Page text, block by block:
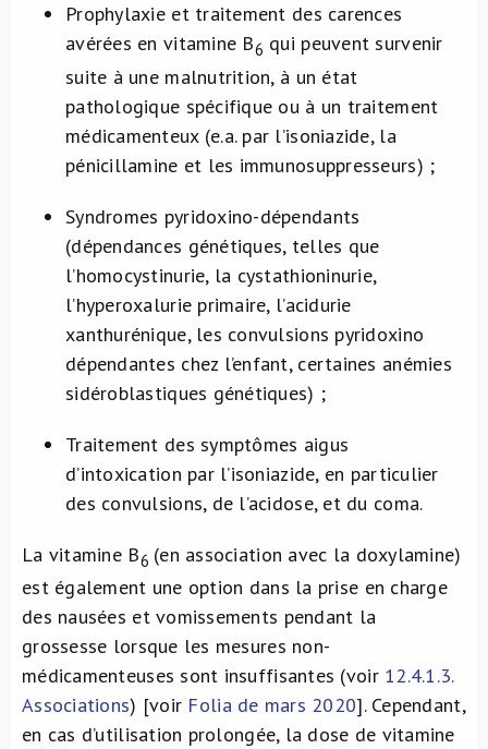
Prophylaxie et traitement des carences
avérées en vitamine B6 qui peuvent survenir
suite à une malnutrition, à un état
pathologique spécifique ou à un traitement
médicamenteux (e.a. par l’isoniazide, la
pénicillamine et les immunosuppresseurs) ;
Syndromes pyridoxino-dépendants
(dépendances génétiques, telles que
l’homocystinurie, la cystathioninurie,
l’hyperoxalurie primaire, l’acidurie
xanthurénique, les convulsions pyridoxino
dépendantes chez l’enfant, certaines anémies
sidéroblastiques génétiques) ;
Traitement des symptômes aigus
d’intoxication par l’isoniazide, en particulier
des convulsions, de l’acidose, et du coma.
La vitamine B6 (en association avec la doxylamine)
est également une option dans la prise en charge
des nausées et vomissements pendant la
grossesse lorsque les mesures non-
médicamenteuses sont insuffisantes (voir 12.4.1.3.
Associations) [voir Folia de mars 2020]. Cependant,
en cas d’utilisation prolongée, la dose de vitamine